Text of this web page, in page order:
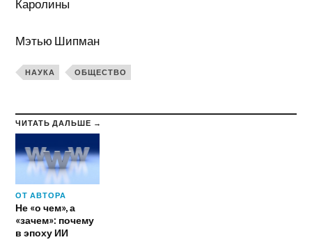
Каролины
Мэтью Шипман
НАУКА ОБЩЕСТВО
ЧИТАТЬ ДАЛЬШЕ →
ОТ АВТОРА
Не «о чем», а
«зачем»: почему
в эпоху ИИ